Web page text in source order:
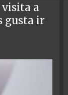
visita a
gusta ir